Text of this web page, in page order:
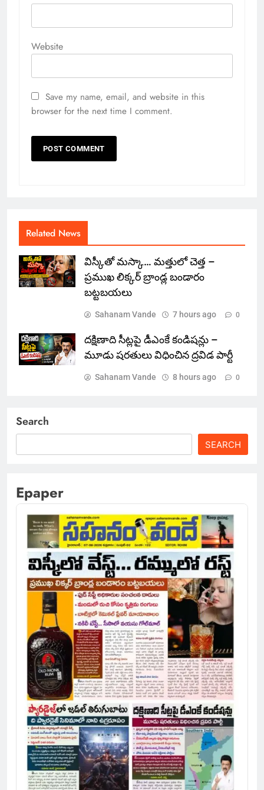
Website
Save my name, email, and website in this
browser for the next time I comment.
Related News
విస్కీతో మస్కా… మత్తులో చెత్త –
ప్రముఖ లిక్కర్ బ్రాండ్ల బండారం
బట్టబయలు
Sahanam Vande 7 hours ago 0
దక్షిణాది సీట్లపై డీఎంకే కండిషన్లు –
మూడు షరతులు విధించిన ద్రవిడ పార్టీ
Sahanam Vande 8 hours ago 0
Search
SEARCH
Epaper